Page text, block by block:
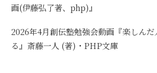
画(伊藤弘了著、php)』
2026年4月創伝塾勉強会動画『楽しん
る』斎藤一人 (著)・PHP文庫